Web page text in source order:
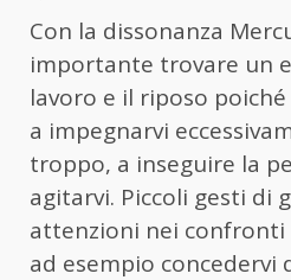
Con la dissonanza
importante trovare un
lavoro e il riposo
a impegnarvi
troppo, a inseguire la
agitarvi. Piccoli gesti di
attenzioni nei confronti
ad esempio concedervi